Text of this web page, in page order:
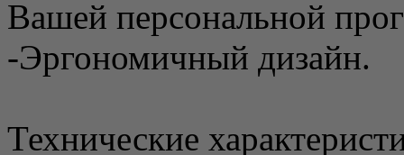
Вашей персональной
-Эргономичный дизайн.
Технические